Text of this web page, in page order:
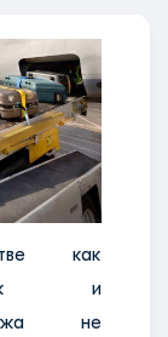
как
так и
не